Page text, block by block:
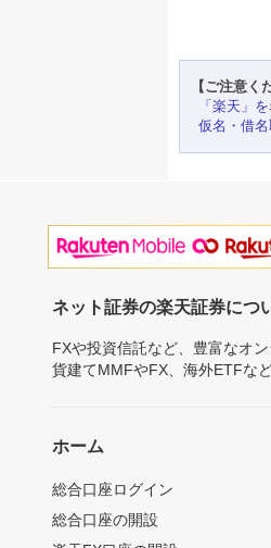
【ご注意く
「楽天」
仮名・借
ネット証券の楽天証券につ
FXや投資信託など、豊富なオ
貨建てMMFやFX、海外ETFな
ホーム
総合口座ログイン
総合口座の開設